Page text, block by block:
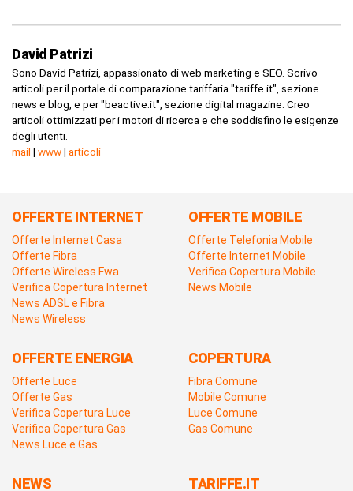
David Patrizi
Sono David Patrizi, appassionato di web marketing e SEO. Scrivo
articoli per il portale di comparazione tariffaria "tariffe.it", sezione
news e blog, e per "beactive.it", sezione digital magazine. Creo
articoli ottimizzati per i motori di ricerca e che soddisfino le esigenze
degli utenti.
mail | www| articoli
OFFERTE INTERNET
Offerte Internet Casa
Offerte Fibra
Offerte Wireless Fwa
Verifica Copertura Internet
News ADSL e Fibra
News Wireless
OFFERTE MOBILE
Offerte Telefonia Mobile
Offerte Internet Mobile
Verifica Copertura Mobile
News Mobile
OFFERTE ENERGIA
Offerte Luce
Offerte Gas
Verifica Copertura Luce
Verifica Copertura Gas
News Luce e Gas
COPERTURA
Fibra Comune
Mobile Comune
Luce Comune
Gas Comune
NEWS TARIFFE.IT